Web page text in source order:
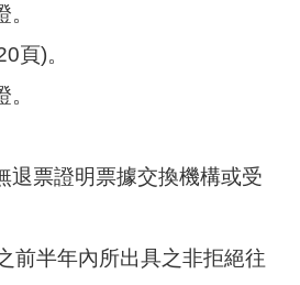
頁)。
退票證明票據交換機構或受
前半年內所出具之非拒絕往